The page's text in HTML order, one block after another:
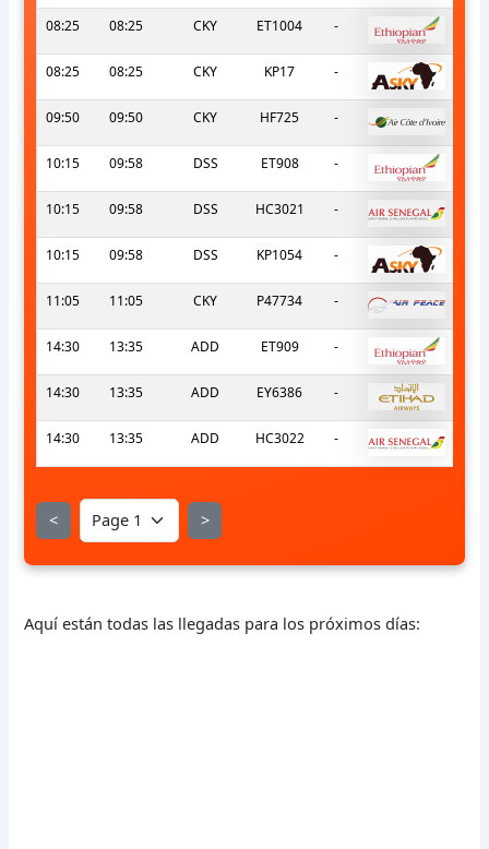
08:25
08:25 CKY ET1004 -
08:25 08:25 CKY KP17 -
09:50 09:50 CKY HF725 -
10:15 09:58 DSS ET908 -
10:15 09:58 DSS HC3021 -
10:15 09:58 DSS KP1054 -
11:05 11:05 CKY P47734 -
14:30 13:35 ADD ET909 -
14:30 13:35 ADD EY6386 -
14:30 13:35 ADD HC3022 -
< >
Aquí están todas las llegadas para los próximos días: